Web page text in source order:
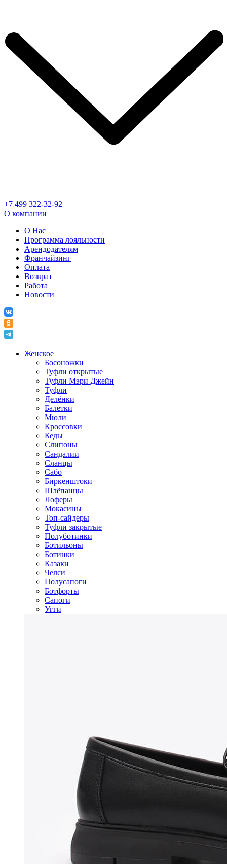
+7 499 322-32-92
О компании
О Нас
Программа лояльности
Арендодателям
Франчайзинг
Оплата
Возврат
Работа
Новости
Женское
Босоножки
Туфли открытые
Туфли Мэри Джейн
Туфли
Делёнки
Балетки
Мюли
Кроссовки
Кеды
Слипоны
Сандалии
Сланцы
Сабо
Биркенштоки
Шлёпанцы
Лоферы
Мокасины
Топ-сайдеры
Туфли закрытые
Полуботинки
Ботильоны
Ботинки
Казаки
Челси
Полусапоги
Ботфорты
Сапоги
Угги